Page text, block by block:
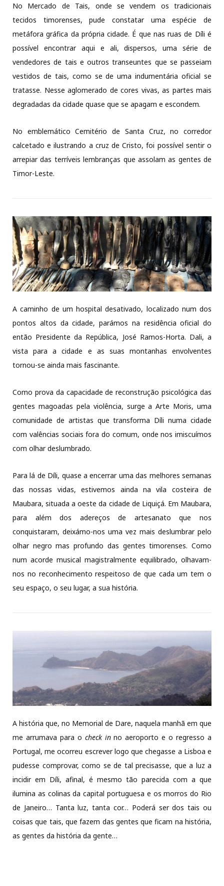
No Mercado de Tais, onde se vendem os tradicionais
tecidos timorenses, pude constatar uma espécie de
metáfora gráfica da própria cidade. É que nas ruas de Díli é
possível encontrar aqui e ali, dispersos, uma série de
vendedores de tais e outros transeuntes que se passeiam
vestidos de tais, como se de uma indumentária oficial se
tratasse. Nesse aglomerado de cores vivas, as partes mais
degradadas da cidade quase que se apagam e escondem.
No emblemático Cemitério de Santa Cruz, no corredor
calcetado e ilustrando a cruz de Cristo, foi possível sentir o
arrepiar das terríveis lembranças que assolam as gentes de
Timor-Leste.
A caminho de um hospital desativado, localizado num dos
pontos altos da cidade, parámos na residência oficial do
então Presidente da República, José Ramos-Horta. Dali, a
vista para a cidade e as suas montanhas envolventes
tornou-se ainda mais fascinante.
Como prova da capacidade de reconstrução psicológica das
gentes magoadas pela violência, surge a Arte Moris, uma
comunidade de artistas que transforma Díli numa cidade
com valências sociais fora do comum, onde nos imiscuímos
com olhar deslumbrado.
Para lá de Díli, quase a encerrar uma das melhores semanas
das nossas vidas, estivemos ainda na vila costeira de
Maubara, situada a oeste da cidade de Liquiçá. Em Maubara,
para além dos adereços de artesanato que nos
conquistaram, deixámo-nos uma vez mais deslumbrar pelo
olhar negro mas profundo das gentes timorenses. Como
num acorde musical magistralmente equilibrado, olhavam-
nos no reconhecimento respeitoso de que cada um tem o
seu espaço, o seu lugar, a sua história.
A história que, no Memorial de Dare, naquela manhã em que
me arrumava para o check inno aeroporto e o regresso a
Portugal, me ocorreu escrever logo que chegasse a Lisboa e
pudesse comprovar, como se de tal precisasse, que a luz a
incidir em Díli, afinal, é mesmo tão parecida com a que
ilumina as colinas da capital portuguesa e os morros do Rio
de Janeiro… Tanta luz, tanta cor… Poderá ser dos tais ou
coisas que tais, que fazem das gentes que ficam na história,
as gentes da história da gente…